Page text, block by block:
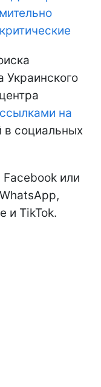
ссылками на
в социальных
или
и TikTok.